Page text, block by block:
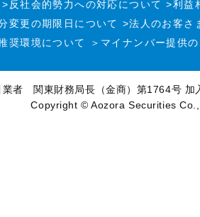
>反社会的勢力への対応について >利益
変更の期限日について >法人のお客さ
奨環境について ＞マイナンバー提供
業者 関東財務局長（金商）第1764号 加
Copyright © Aozora Securities